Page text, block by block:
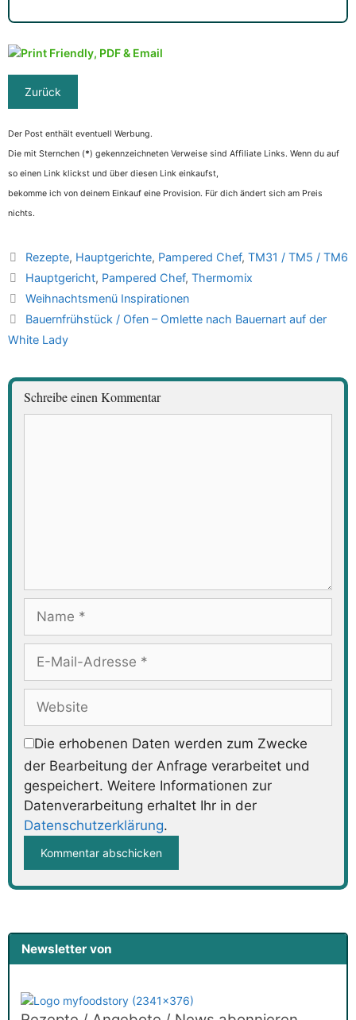
Der Post enthält eventuell Werbung.
Die mit Sternchen (*) gekennzeichneten Verweise sind Affiliate Links. Wenn du auf
so einen Link klickst und über diesen Link einkaufst,
bekomme ich von deinem Einkauf eine Provision. Für dich ändert sich am Preis
nichts.
Kategorien
Rezepte, Hauptgerichte, Pampered Chef, TM31 / TM5 / TM6
Schlagwörter
Hauptgericht, Pampered Chef, Thermomix
Weihnachtsmenü Inspirationen
Bauernfrühstück / Ofen – Omlette nach Bauernart auf der
White Lady
Schreibe einen Kommentar
Mail-
Adresse
Die erhobenen Daten werden zum Zwecke
der Bearbeitung der Anfrage verarbeitet und
gespeichert. Weitere Informationen zur
Datenverarbeitung erhaltet Ihr in der
Datenschutzerklärung.
Newsletter von